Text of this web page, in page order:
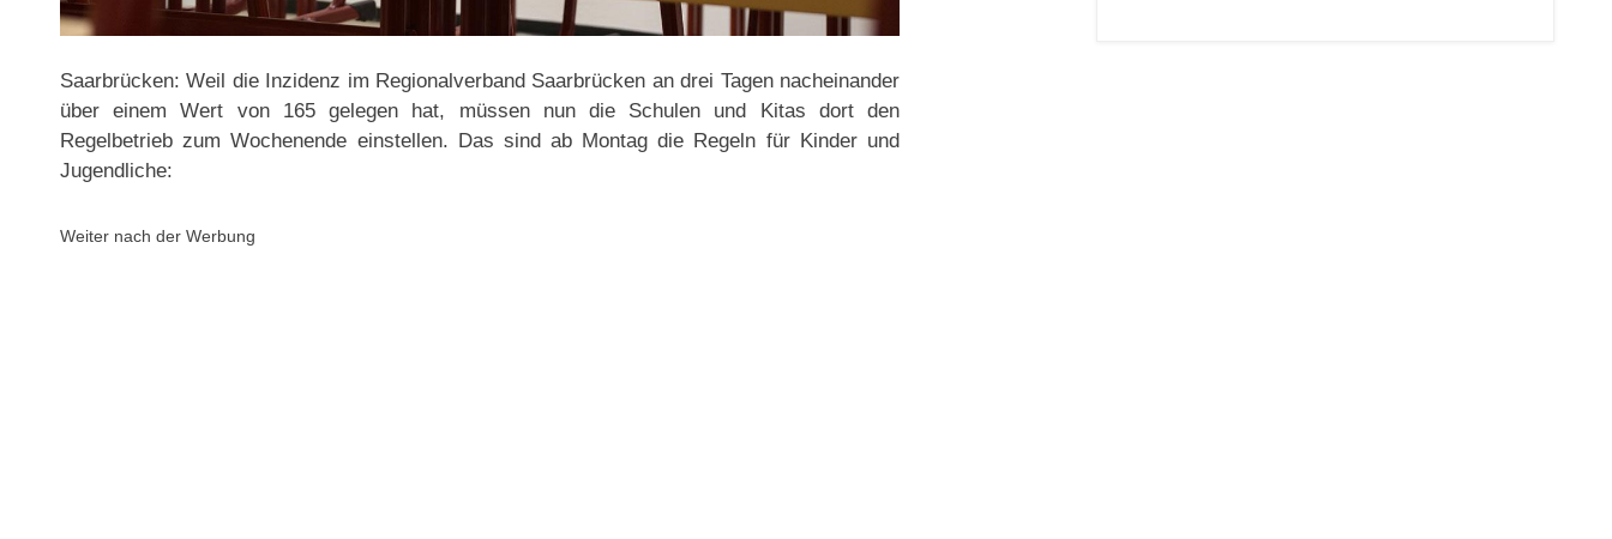
Saarbrücken: Weil die Inzidenz im Regionalverband Saarbrücken an drei Tagen nacheinander
über einem Wert von 165 gelegen hat, müssen nun die Schulen und Kitas dort den
Regelbetrieb zum Wochenende einstellen. Das sind ab Montag die Regeln für Kinder und
Jugendliche:
Weiter nach der Werbung